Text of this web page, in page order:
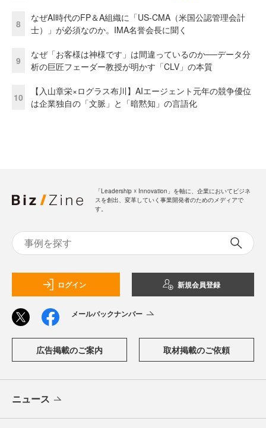
8
なぜAI時代のFP＆A組織に「US-CMA（米国公認管理会計
士）」が必須なのか。IMA名誉会長に聞く
9
なぜ「お客様は神様です」は間違っているのか──データ分
析の巨匠フェーダー教授が明かす「CLV」の本質
10
【入山章栄×ログラス布川】AIエージェント元年の競争優位
は企業独自の「文脈」と「暗黙知」の言語化
「Leadership ☓ Innovation」を軸に、企業においてビジネ
スを創出、変革していく事業開発者のためのメディアで
す。
ログイン 新規会員登録
メールバックナンバー
広告掲載のご案内 取材掲載のご依頼
ニュース